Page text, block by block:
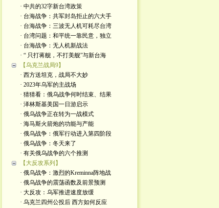
· 中共的32字新台湾政策
· 台海战争：共军封岛拒止的六大手
· 台海战争：三波无人机可耗尽台湾
· 台湾问题：和平统一靠民意，独立
· 台海战争：无人机新战法
· “ 只打蒋舰，不打美舰”与新台海
【乌克兰战局9】
· 西方送坦克，战局不大妙
· 2023年乌军的主战场
· 猜猜看：俄乌战争何时结束、结果
· 泽林斯基美国一日游启示
· 俄乌战争正在转为一战模式
· 海马斯火箭炮的功能与产能
· 俄乌战争：俄军行动进入第四阶段
· 俄乌战争：冬天来了
· 有关俄乌战争的六个推测
【大反攻系列】
· 俄乌战争：激烈的Kreminna阵地战
· 俄乌战争的震荡函数及前景预测
· 大反攻：乌军推进速度放缓
· 乌克兰四州公投后 西方如何反应